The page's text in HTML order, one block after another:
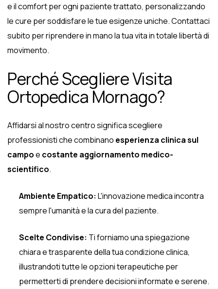
e il comfort per ogni paziente trattato, personalizzando
le cure per soddisfare le tue esigenze uniche. Contattaci
subito per riprendere in mano la tua vita in totale libertà di
movimento.
Perché Scegliere Visita
Ortopedica Mornago?
Affidarsi al nostro centro significa scegliere
professionisti che combinano esperienza clinica sul
campoe costante aggiornamento medico-
scientifico.
Ambiente Empatico: L'innovazione medica incontra
sempre l'umanità e la cura del paziente.
Scelte Condivise: Ti forniamo una spiegazione
chiara e trasparente della tua condizione clinica,
illustrandoti tutte le opzioni terapeutiche per
permetterti di prendere decisioni informate e serene.